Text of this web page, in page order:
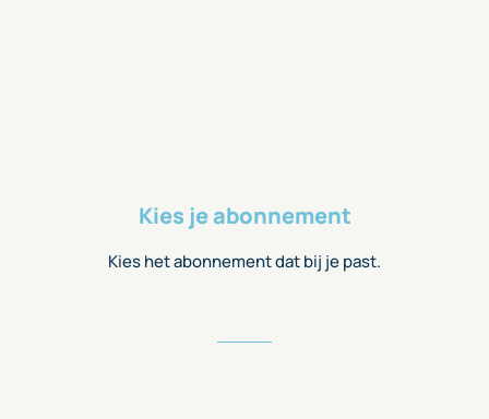
Kies je abonnement
Kies het abonnement dat bij je past.